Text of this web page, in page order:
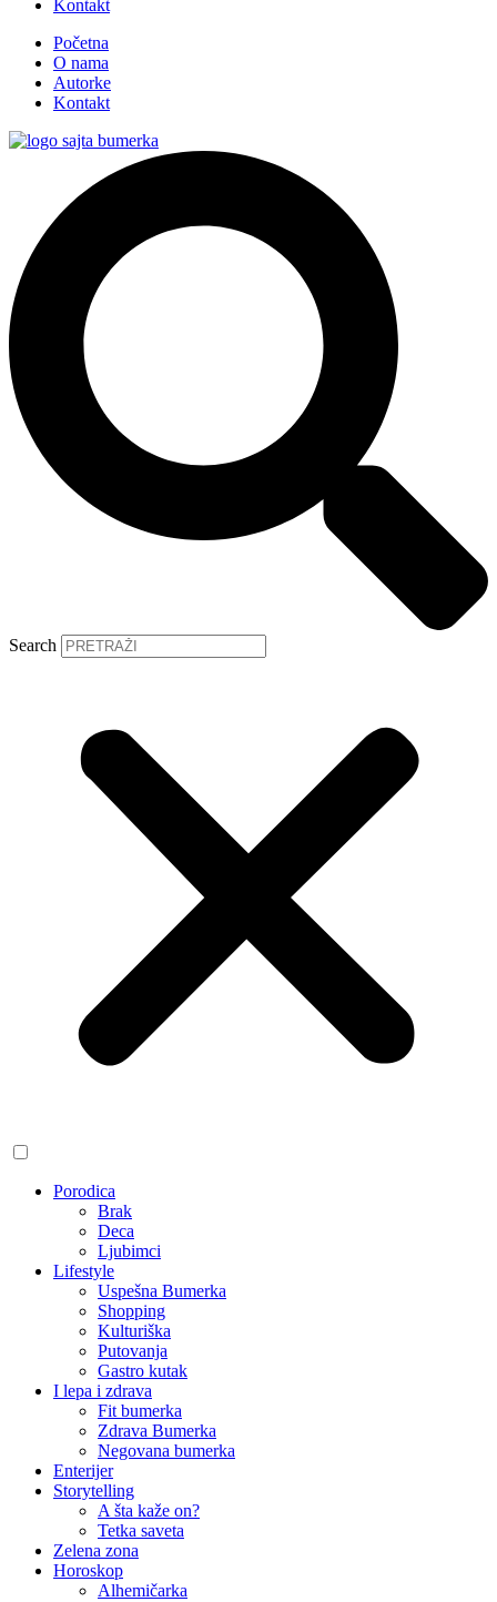
Kontakt
Početna
O nama
Autorke
Kontakt
Search
Porodica
Brak
Deca
Ljubimci
Lifestyle
Uspešna Bumerka
Shopping
Kulturiška
Putovanja
Gastro kutak
I lepa i zdrava
Fit bumerka
Zdrava Bumerka
Negovana bumerka
Enterijer
Storytelling
A šta kaže on?
Tetka saveta
Zelena zona
Horoskop
Alhemičarka